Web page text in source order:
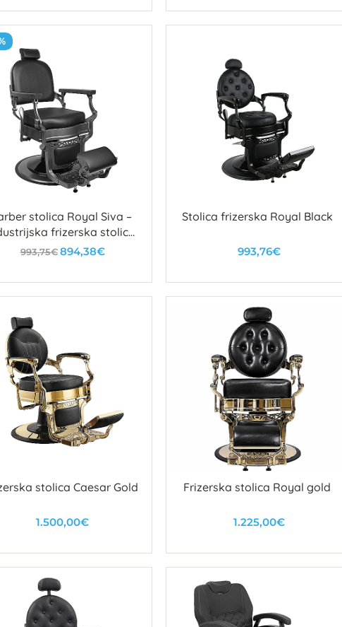
U košaricu U košaricu
stolica Royal Siva –
frizerska stolica
sivog čelika i crne eko
993,75€ 894,38€
Stolica frizerska Royal Black
993,76€
stolica Caesar Gold
1.500,00€
U košaricu
Frizerska stolica Royal gold
1.225,00€
U košaricu